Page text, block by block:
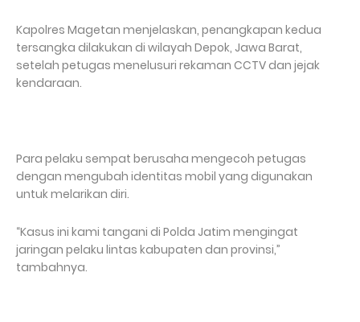
Kapolres Magetan menjelaskan, penangkapan kedua
tersangka dilakukan di wilayah Depok, Jawa Barat,
setelah petugas menelusuri rekaman CCTV dan jejak
kendaraan.
Para pelaku sempat berusaha mengecoh petugas
dengan mengubah identitas mobil yang digunakan
untuk melarikan diri.
“Kasus ini kami tangani di Polda Jatim mengingat
jaringan pelaku lintas kabupaten dan provinsi,”
tambahnya.